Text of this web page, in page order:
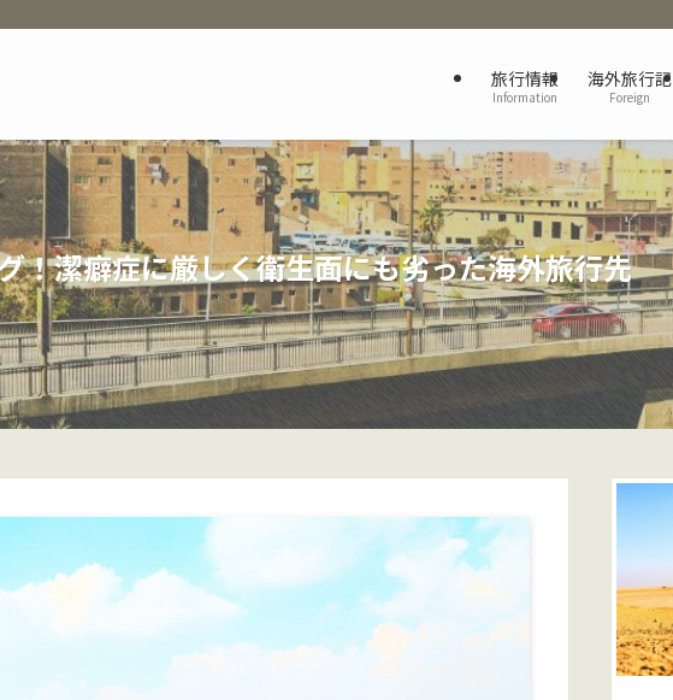
旅行情報
Information
海外旅行記
Foreign
！潔癖症に厳しく衛生面にも劣った海外旅行先